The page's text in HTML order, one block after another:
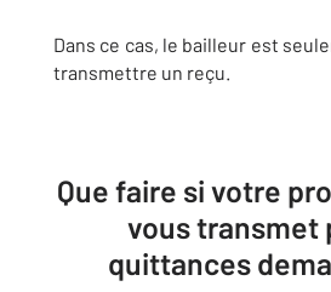
Dans ce cas, le bailleur est
transmettre un reçu.
Que faire si votre
vous transmet
quittances